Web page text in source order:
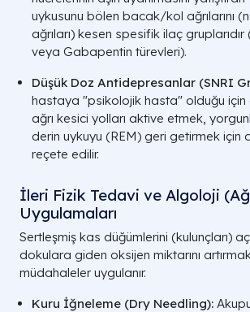
uykusunu bölen bacak/kol ağrılarını
ağrıları) kesen spesifik ilaç
veya Gabapentin türevleri).
Düşük Doz Antidepresanlar (SNRI
hastaya "psikolojik hasta" olduğu için
ağrı kesici yolları aktive etmek,
derin uykuyu (REM) geri getirmek için
reçete edilir.
İleri Fizik Tedavi ve Algoloji
Uygulamaları
Sertleşmiş kas düğümlerini (kulunçları)
dokulara giden oksijen miktarını
müdahaleler uygulanır.
Kuru İğneleme (Dry Needling):